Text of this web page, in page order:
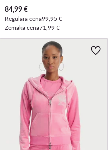
Pašreizējā cena
84,99€
Regulārā cena99,95 €
Zemākā cena71,99 €